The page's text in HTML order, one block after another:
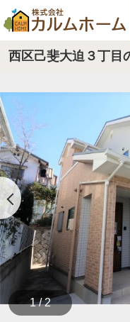
西区己斐大迫３丁目
1 / 2